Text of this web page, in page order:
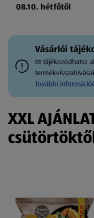
08.10. hétfőtől
Vásárlói
Itt tájékozódhatsz
További
XXL